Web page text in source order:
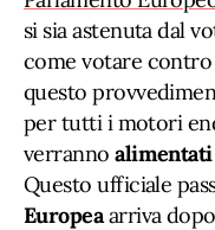
si sia astenuta dal
come votare
questo
per tutti i motori
verranno
Questo ufficiale
Europeaarriva